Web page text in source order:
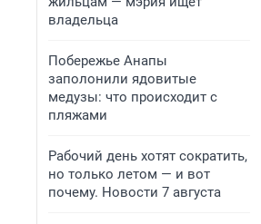
владельца
Побережье Анапы
заполонили ядовитые
медузы: что происходит с
пляжами
Рабочий день хотят сократить,
но только летом — и вот
почему. Новости 7 августа